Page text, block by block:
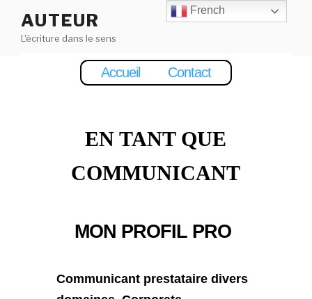
contenu
AUTEUR
L'écriture dans le sens
Accueil Contact
EN TANT QUE
COMMUNICANT
MON PROFIL PRO
Communicant prestataire divers
French